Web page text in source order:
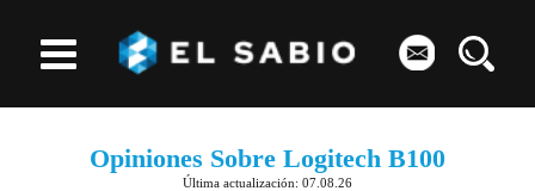
Opiniones Sobre Logitech B100
Última actualización: 07.08.26